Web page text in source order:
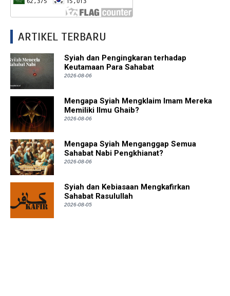
ARTIKEL TERBARU
Syiah dan Pengingkaran terhadap
Keutamaan Para Sahabat
2026-08-06
Mengapa Syiah Mengklaim Imam Mereka
Memiliki Ilmu Ghaib?
2026-08-06
Mengapa Syiah Menganggap Semua
Sahabat Nabi Pengkhianat?
2026-08-06
Syiah dan Kebiasaan Mengkafirkan
Sahabat Rasulullah
2026-08-05